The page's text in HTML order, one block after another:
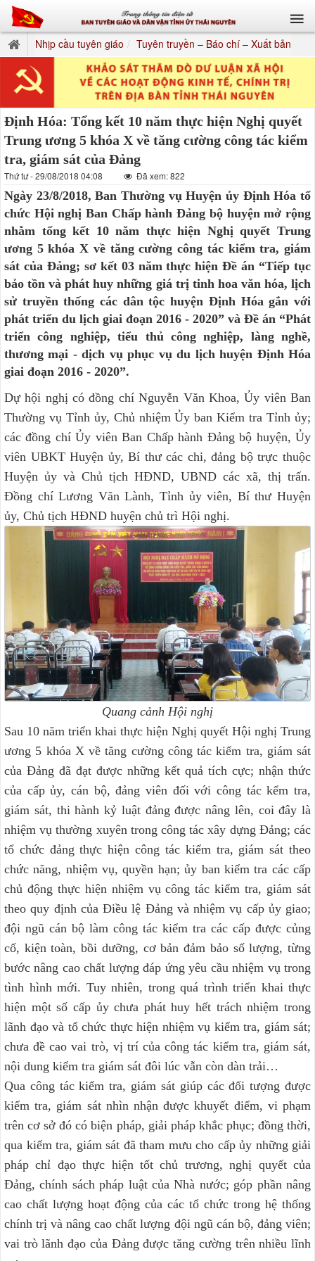
Nhịp cầu tuyên giáo Tuyên truyền – Báo chí – Xuất bản
Định Hóa: Tổng kết 10 năm thực hiện Nghị quyết
Trung ương 5 khóa X về tăng cường công tác kiểm
tra, giám sát của Đảng
Thứ tư - 29/08/2018 04:08 Đã xem: 822
Ngày 23/8/2018, Ban Thường vụ Huyện ủy Định Hóa tổ
chức Hội nghị Ban Chấp hành Đảng bộ huyện mở rộng
nhằm tổng kết 10 năm thực hiện Nghị quyết Trung
ương 5 khóa X về tăng cường công tác kiểm tra, giám
sát của Đảng; sơ kết 03 năm thực hiện Đề án “Tiếp tục
bảo tồn và phát huy những giá trị tinh hoa văn hóa, lịch
sử truyền thống các dân tộc huyện Định Hóa gắn với
phát triển du lịch giai đoạn 2016 - 2020” và Đề án “Phát
triển công nghiệp, tiểu thủ công nghiệp, làng nghề,
thương mại - dịch vụ phục vụ du lịch huyện Định Hóa
giai đoạn 2016 - 2020”.
Dự hội nghị có đồng chí Nguyễn Văn Khoa, Ủy viên Ban
Thường vụ Tỉnh ủy, Chủ nhiệm Ủy ban Kiểm tra Tỉnh ủy;
các đồng chí Ủy viên Ban Chấp hành Đảng bộ huyện, Ủy
viên UBKT Huyện ủy, Bí thư các chi, đảng bộ trực thuộc
Huyện ủy và Chủ tịch HĐND, UBND các xã, thị trấn.
Đồng chí Lương Văn Lành, Tỉnh ủy viên, Bí thư Huyện
ủy, Chủ tịch HĐND huyện chủ trì Hội nghị.
Quang cảnh Hội nghị
Sau 10 năm triển khai thực hiện Nghị quyết Hội nghị Trung
ương 5 khóa X về tăng cường công tác kiểm tra, giám sát
của Đảng đã đạt được những kết quả tích cực; nhận thức
của cấp ủy, cán bộ, đảng viên đối với công tác kểm tra,
giám sát, thi hành kỷ luật đảng được nâng lên, coi đây là
nhiệm vụ thường xuyên trong công tác xây dựng Đảng; các
tổ chức đảng thực hiện công tác kiểm tra, giám sát theo
chức năng, nhiệm vụ, quyền hạn; ủy ban kiểm tra các cấp
chủ động thực hiện nhiệm vụ công tác kiểm tra, giám sát
theo quy định của Điều lệ Đảng và nhiệm vụ cấp ủy giao;
đội ngũ cán bộ làm công tác kiểm tra các cấp được củng
cố, kiện toàn, bồi dưỡng, cơ bản đảm bảo số lượng, từng
bước nâng cao chất lượng đáp ứng yêu cầu nhiệm vụ trong
tình hình mới. Tuy nhiên, trong quá trình triển khai thực
hiện một số cấp ủy chưa phát huy hết trách nhiệm trong
lãnh đạo và tổ chức thực hiện nhiệm vụ kiểm tra, giám sát;
chưa đề cao vai trò, vị trí của công tác kiểm tra, giám sát,
nội dung kiểm tra giám sát đôi lúc vẫn còn dàn trải…
Qua công tác kiểm tra, giám sát giúp các đối tượng được
kiểm tra, giám sát nhìn nhận được khuyết điểm, vi phạm
trên cơ sở đó có biện pháp, giải pháp khắc phục; đồng thời,
qua kiểm tra, giám sát đã tham mưu cho cấp ủy những giải
pháp chỉ đạo thực hiện tốt chủ trương, nghị quyết của
Đảng, chính sách pháp luật của Nhà nước; góp phần nâng
cao chất lượng hoạt động của các tổ chức trong hệ thống
chính trị và nâng cao chất lượng đội ngũ cán bộ, đảng viên;
vai trò lãnh đạo của Đảng được tăng cường trên nhiều lĩnh